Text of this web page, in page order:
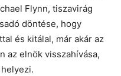
Flynn, tiszavirág
döntése, hogy
és kitálal, már akár az
az elnök visszahívása,